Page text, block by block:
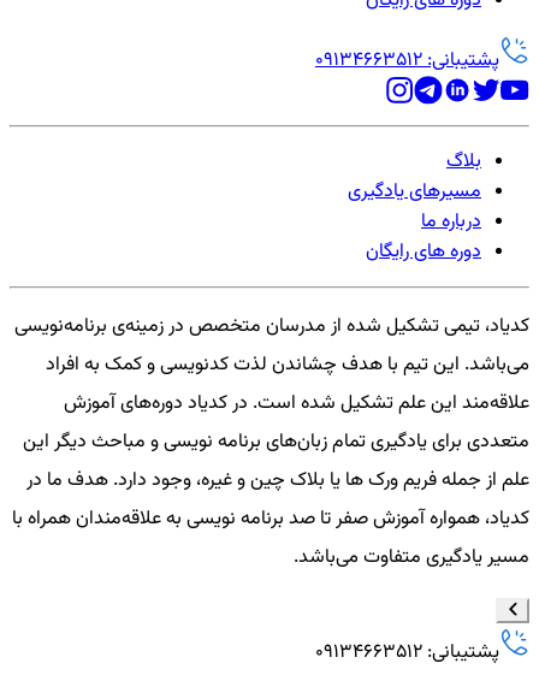
پشتیبانی: 09134663512
بلاگ
مسیرهای یادگیری
درباره ما
دوره های رایگان
کدیاد، تیمی تشکیل شده از مدرسان متخصص در زمینه‌ی برنامه‌نویسی
می‌باشد. این تیم با هدف چشاندن لذت کدنویسی و کمک به افراد
علاقه‌مند این علم تشکیل شده است. در کدیاد دوره‌های آموزش
متعددی برای یادگیری تمام زبان‌های برنامه نویسی و مباحث دیگر این
علم از جمله فریم ورک ها یا بلاک چین و غیره، وجود دارد. هدف ما در
کدیاد، همواره آموزش صفر تا صد برنامه نویسی به علاقه‌مندان همراه با
مسیر یادگیری متفاوت می‌باشد.
پشتیبانی: 09134663512